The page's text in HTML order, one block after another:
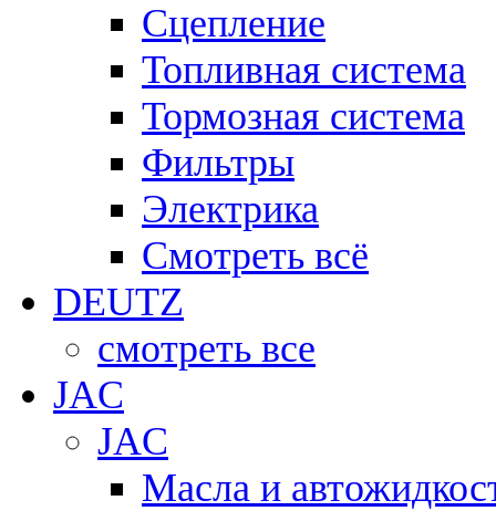
Сцепление
Топливная система
Тормозная система
Фильтры
Электрика
Смотреть всё
DEUTZ
смотреть все
JAC
JAC
Масла и